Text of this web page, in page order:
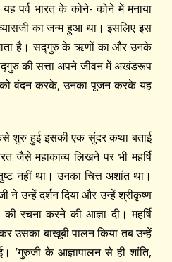
पर्व भारत के कोने- कोने में मनाया
का जन्म हुआ था। इसलिए इस
जाता है। सद्‍गुरु के ऋणों का और उनके
की सत्ता अपने जीवन में अखंडरूप
को वंदन करके, उनका पूजन करके यह
शुरु हुई इसकी एक सुंदर कथा बताई
जैसे महाकाव्य लिखने पर भी महर्षि
नहीं था। उनका चित्त अशांत था।
ने उन्हें दर्शन दिया और उन्हें श्रीकृष्ण
रचना करने की आज्ञा दी। महर्षि
उसका बाखूबी पालन किया तब उन्हें
’गुरुजी के आज्ञापालन से ही शांति,